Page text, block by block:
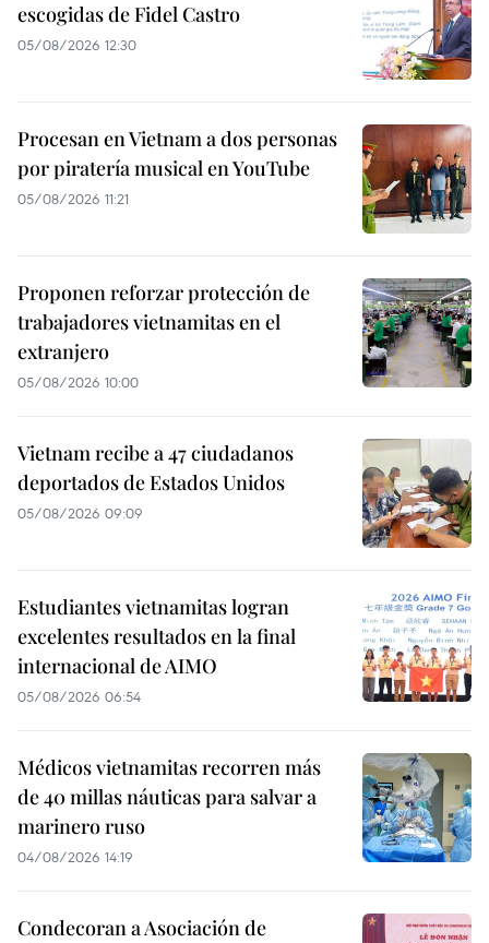
escogidas de Fidel Castro
05/08/2026 12:30
Procesan en Vietnam a dos personas
por piratería musical en YouTube
05/08/2026 11:21
Proponen reforzar protección de
trabajadores vietnamitas en el
extranjero
05/08/2026 10:00
Vietnam recibe a 47 ciudadanos
deportados de Estados Unidos
05/08/2026 09:09
Estudiantes vietnamitas logran
excelentes resultados en la final
internacional de AIMO
05/08/2026 06:54
Médicos vietnamitas recorren más
de 40 millas náuticas para salvar a
marinero ruso
04/08/2026 14:19
Condecoran a Asociación de